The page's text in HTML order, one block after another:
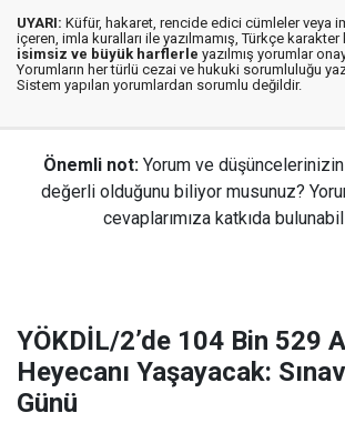
UYARI: Küfür, hakaret, rencide edici cümleler veya
içeren, imla kuralları ile yazılmamış, Türkçe karakter
isimsiz ve büyük harflerle yazılmış yorumlar
Yorumların her türlü cezai ve hukuki sorumluluğu
Sistem yapılan yorumlardan sorumlu değildir.
Önemli not: Yorum ve
değerli olduğunu biliyor musunuz?
cevaplarımıza katkıda
YÖKDİL/2’de 104 Bin 529
Heyecanı Yaşayacak:
Günü